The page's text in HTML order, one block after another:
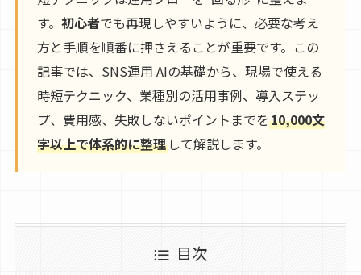
す。 初心者でも再現しやすいように、必要な考え
方と手順を順番に押さえることが重要です。この
記事では、SNS運用 AIの基礎から、現場で使える
時短テクニック、業種別の活用事例、導入ステッ
プ、費用感、失敗しないポイントまでを10,000文
字以上で体系的に整理して解説します。
目次